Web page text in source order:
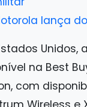
lança
na Best
com